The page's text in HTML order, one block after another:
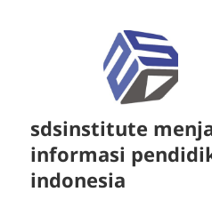
sdsinstitute
informasi
indonesia